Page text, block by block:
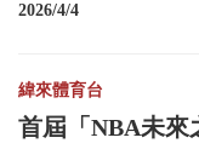
2026/4/4
緯來體育台
首屆「NBA未來